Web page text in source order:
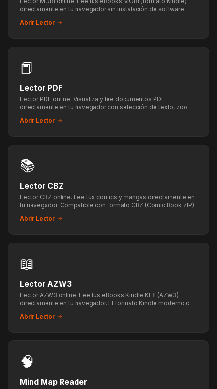
directamente en tu navegador sin instalación de software.
Abrir Lector
📕
Lector PDF
Lector PDF online. Visualiza y lee documentos PDF
directamente en tu navegador con selección de texto, zoom
Abrir Lector
📚
Lector CBZ
Lector CBZ online. Lee tus cómics y mangas directamente en
tu navegador. Compatible con formato CBZ (Comic Book ZIP).
Abrir Lector
📖
Lector AZW3
Lector AZW3 online. Lee tus eBooks Kindle KF8 (AZW3)
directamente en tu navegador. El formato Kindle moderno con
Abrir Lector
🧠
Mind Map Reader